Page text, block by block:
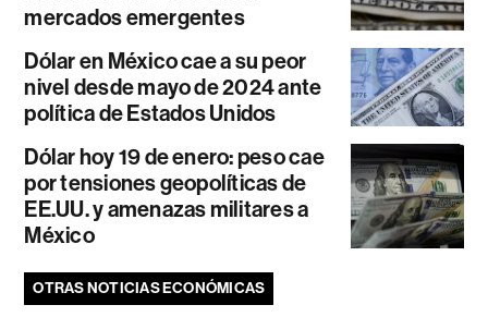
mercados emergentes
Dólar en México cae a su peor
nivel desde mayo de 2024 ante
política de Estados Unidos
Dólar hoy 19 de enero: peso cae
por tensiones geopolíticas de
EE.UU. y amenazas militares a
México
OTRAS NOTICIAS ECONÓMICAS